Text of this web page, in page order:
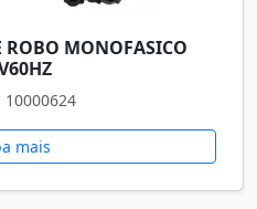
ROBO MONOFASICO
10000624
mais